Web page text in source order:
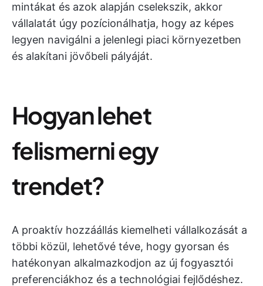
mintákat és azok alapján cselekszik, akkor
vállalatát úgy pozícionálhatja, hogy az képes
legyen navigálni a jelenlegi piaci környezetben
és alakítani jövőbeli pályáját.
Hogyan lehet
felismerni egy
trendet?
A proaktív hozzáállás kiemelheti vállalkozását a
többi közül, lehetővé téve, hogy gyorsan és
hatékonyan alkalmazkodjon az új fogyasztói
preferenciákhoz és a technológiai fejlődéshez.